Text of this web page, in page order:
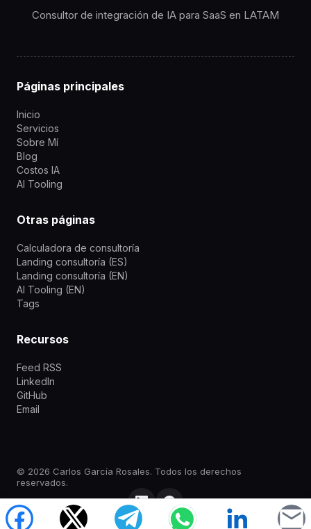
Consultor de integración de IA para SaaS en LATAM
Páginas principales
Inicio
Servicios
Sobre Mí
Blog
Costos IA
AI Tooling
Otras páginas
Calculadora de consultoría
Landing consultoría (ES)
Landing consultoría (EN)
AI Tooling (EN)
Tags
Recursos
Feed RSS
LinkedIn
GitHub
Email
© 2026 Carlos García Rosales. Todos los derechos
reservados.